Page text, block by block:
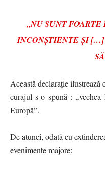
„NU SUNT
INCONȘTIENTEȘI[…
Această declarație ilustrează
curajul s-o spună :
Europă”.
De atunci, odată cu
evenimente majore: